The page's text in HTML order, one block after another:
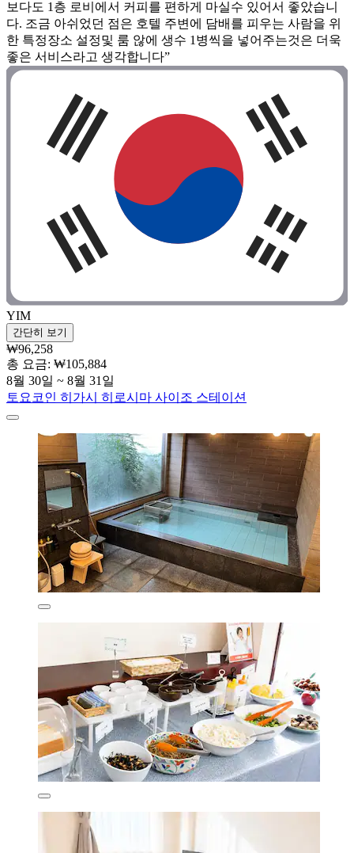
보다도 1층 로비에서 커피를 편하게 마실수 있어서 좋았습니
다. 조금 아쉬었던 점은 호텔 주변에 담배를 피우는 사람을 위
한 특정장소 설정및 룸 않에 생수 1병씩을 넣어주는것은 더욱
좋은 서비스라고 생각합니다”
YIM
간단히 보기
₩96,258
총 요금: ₩105,884
8월 30일 ~ 8월 31일
토요코인 히가시 히로시마 사이조 스테이션